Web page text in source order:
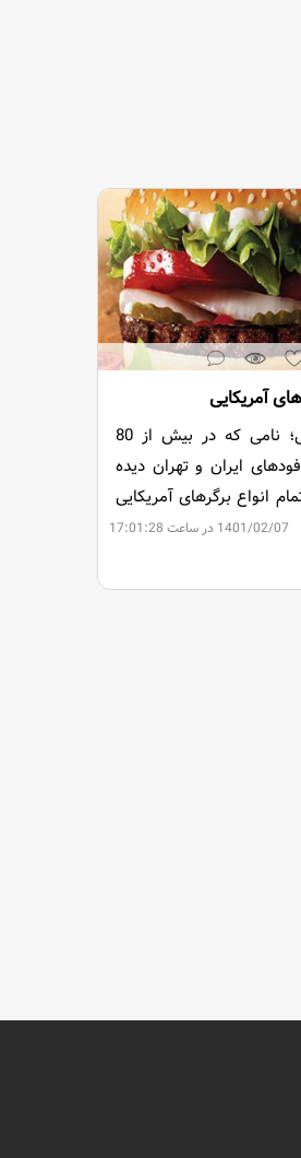
آمریکایی
1401/02/07 در ساعت 17:01:28
برگر آمریکایی؛ نامی که در بیش از 80
ایران و تهران دیده
انواع برگرهای آمریکایی
ایران سرو می شود